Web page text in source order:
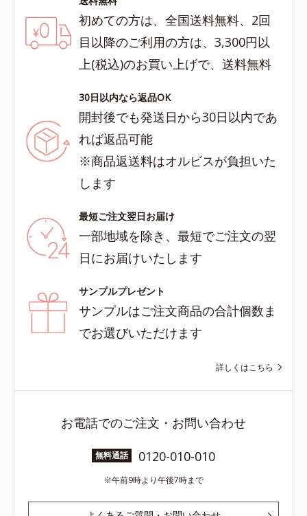
初めての方は、全国送料無料、2回
目以降のご利用の方は、3,300円以
上(税込)のお買い上げで、送料無料
30日以内なら返品OK
開封後でも発送日から30日以内であ
れば返品可能
※商品返送料はオルビスが負担いた
します
最短ご注文翌日お届け
一部地域を除き、最短でご注文の翌
日にお届けいたします
サンプルプレゼント
サンプルはご注文商品の合計個数ま
でお選びいただけます
詳しくはこちら
お電話でのご注文・お問い合わせ
無料通話 0120-010-010
午前9時より午後7時まで